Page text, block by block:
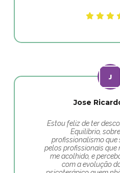
Jose
Estou feliz de ter
Equilíbrio,
profissionalismo que
pelos profissionais que
me acolhido, e
com a evolução